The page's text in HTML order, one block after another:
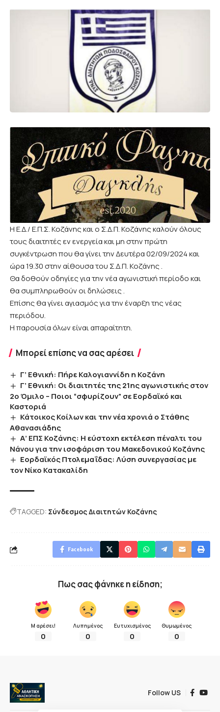
Η Ε.Δ./ Ε.Π.Σ. Κοζάνης και ο Σ.Δ.Π. Κοζάνης καλούν όλους
τους διαιτητές εν ενεργεία και μη στην πρώτη
συγκέντρωση που θα γίνει την Δευτέρα 02/09/2024 και
ώρα 19.30 στην αίθουσα του Σ.Δ.Π. Κοζάνης .
Θα δοθούν οδηγίες για την νέα αγωνιστική περίοδο και
θα συμπληρωθούν οι δηλώσεις .
Επίσης θα γίνει αγιασμός για την έναρξη της νέας
περιόδου.
Η παρουσία όλων είναι απαραίτητη.
Μπορεί επίσης να σας αρέσει
Γ’ Εθνική: Πήρε Καλογιαννίδη η Κοζάνη
Γ’ Εθνική: Οι διαιτητές της 21ης αγωνιστικής στον
2ο Όμιλο – Ποιοι “σφυρίζουν” σε Εορδαϊκό και
Καστοριά
Κάτοικος Κοίλων και την νέα χρονιά ο Στάθης
Αθανασιάδης
Α’ ΕΠΣ Κοζάνης: Η εύστοχη εκτέλεση πέναλτι του
Νάνου για την ισοφάριση του Μακεδονικού Κοζάνης
Εορδαϊκός Πτολεμαΐδας: Λύση συνεργασίας με
τον Νίκο Κατακαλίδη
TAGGED: Σύνδεσμος Διαιτητών Κοζάνης
Facebook
Πως σας φάνηκε η είδηση;
Μ αρέσει!
0
Λυπημένος
0
Ευτυχισμένος
0
Θυμωμένος
0
Follow US